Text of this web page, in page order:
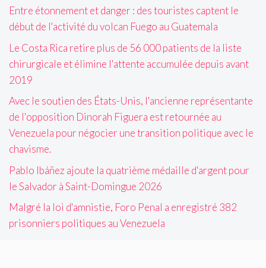
Entre étonnement et danger : des touristes captent le
début de l'activité du volcan Fuego au Guatemala
Le Costa Rica retire plus de 56 000 patients de la liste
chirurgicale et élimine l'attente accumulée depuis avant
2019
Avec le soutien des États-Unis, l'ancienne représentante
de l'opposition Dinorah Figuera est retournée au
Venezuela pour négocier une transition politique avec le
chavisme.
Pablo Ibáñez ajoute la quatrième médaille d'argent pour
le Salvador à Saint-Domingue 2026
Malgré la loi d'amnistie, Foro Penal a enregistré 382
prisonniers politiques au Venezuela